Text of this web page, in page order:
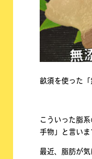
畝須を使った「
こういった脂
手物」と言いま
最近、脂肪が